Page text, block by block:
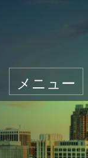
メニュー